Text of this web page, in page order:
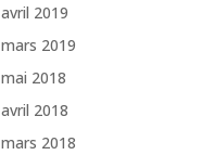
avril 2019
mars 2019
mai 2018
avril 2018
mars 2018